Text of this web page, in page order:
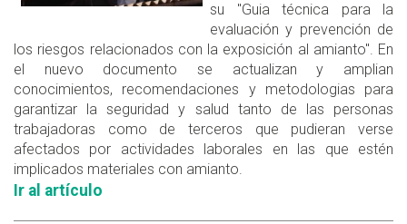
su "Guia técnica para la
evaluación y prevención de
los riesgos relacionados con la exposición al amianto". En
el nuevo documento se actualizan y amplian
conocimientos, recomendaciones y metodologias para
garantizar la seguridad y salud tanto de las personas
trabajadoras como de terceros que pudieran verse
afectados por actividades laborales en las que estén
implicados materiales con amianto.
Ir al artículo